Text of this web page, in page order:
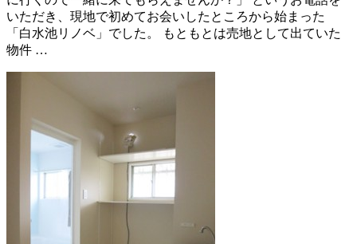
いただき、現地で初めてお会いしたところから始まった
「白水池リノベ」でした。 もともとは売地として出ていた
物件 …